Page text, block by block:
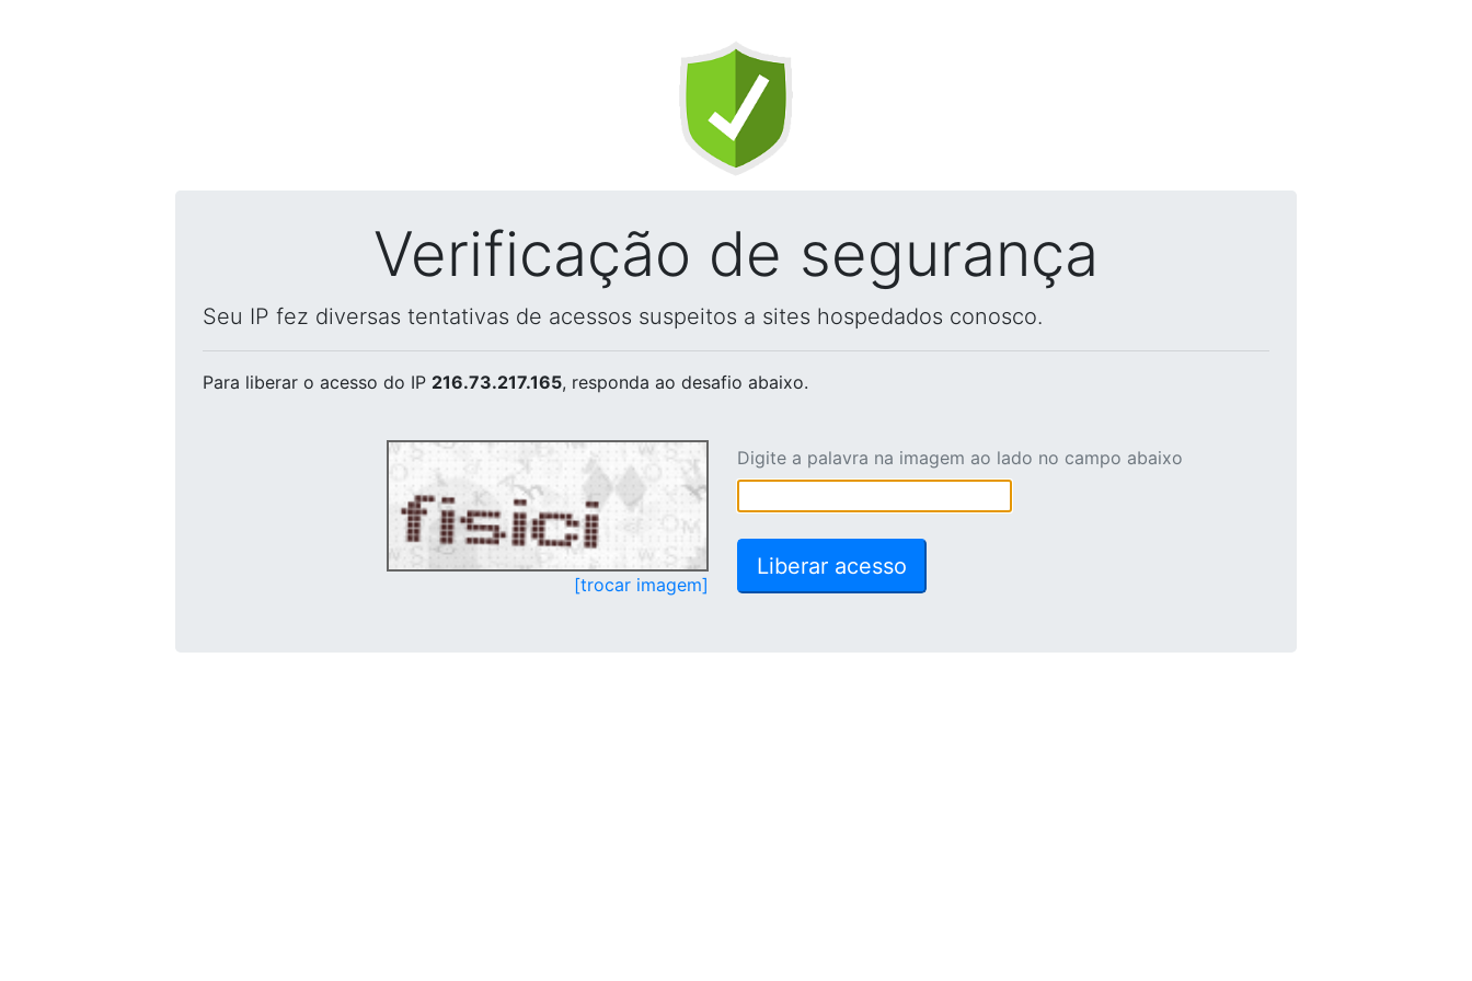
Verificação de segurança
Seu IP fez diversas tentativas de acessos suspeitos a sites hospedados conosco.
Para liberar o acesso do IP 216.73.217.165, responda ao desafio abaixo.
[trocar imagem]
Digite a palavra na imagem ao lado no campo abaixo